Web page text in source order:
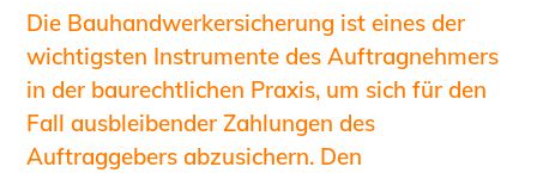
Geschäftsstelle
Mitgliedschaft
Veranstaltungsformate
Unsere Publikationen
Informationen für Fortbildungsträger
Die Bauhandwerkersicherung ist eines der
wichtigsten Instrumente des Auftragnehmers
in der baurechtlichen Praxis, um sich für den
Fall ausbleibender Zahlungen des
Auftraggebers abzusichern. Den